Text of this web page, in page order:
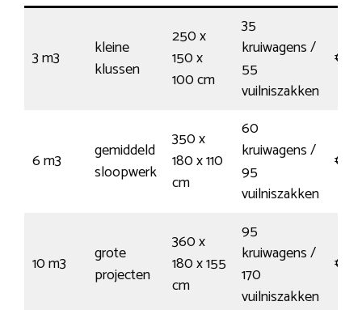
3 m3
kleine
klussen
250 x
150 x
100 cm
35
kruiwagens /
55
vuilniszakken
6 m3
gemiddeld
sloopwerk
350 x
180 x 110
cm
60
kruiwagens /
95
vuilniszakken
10 m3
grote
projecten
360 x
180 x 155
cm
95
kruiwagens /
170
vuilniszakken